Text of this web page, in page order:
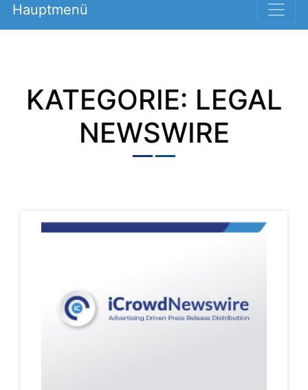
Hauptmenü
KATEGORIE: LEGAL
NEWSWIRE